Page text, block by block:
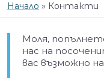
Начало » Контакти
Моля,
нас на
вас възможно